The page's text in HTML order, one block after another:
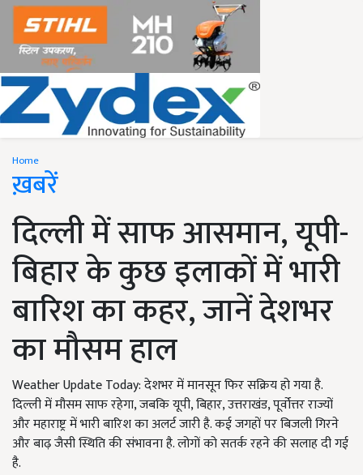
Home
ख़बरें
दिल्ली में साफ आसमान, यूपी-
बिहार के कुछ इलाकों में भारी
बारिश का कहर, जानें देशभर
का मौसम हाल
Weather Update Today: देशभर में मानसून फिर सक्रिय हो गया है.
दिल्ली में मौसम साफ रहेगा, जबकि यूपी, बिहार, उत्तराखंड, पूर्वोत्तर राज्यों
और महाराष्ट्र में भारी बारिश का अलर्ट जारी है. कई जगहों पर बिजली गिरने
और बाढ़ जैसी स्थिति की संभावना है. लोगों को सतर्क रहने की सलाह दी गई
है.